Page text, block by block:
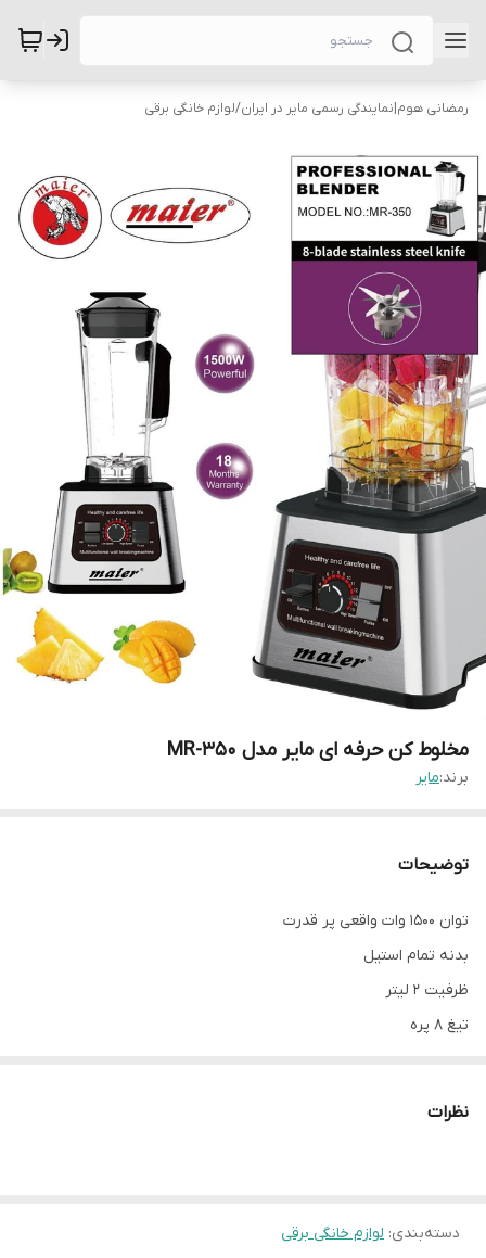
رمضانی هوم|نمایندگی رسمی مایر در ایران/لوازم خانگی برقی
مخلوط کن حرفه ای مایر مدل MR-350
برند:مایر
توضیحات
توان 1500 وات واقعی پر قدرت
بدنه تمام استیل
ظرفیت 2 لیتر
تیغ 8 پره
نظرات
دسته‌بندی: لوازم خانگی برقی